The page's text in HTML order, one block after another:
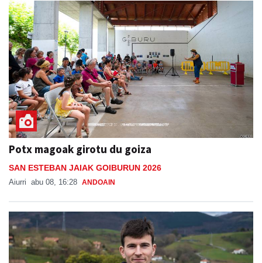
Potx magoak girotu du goiza
SAN ESTEBAN JAIAK GOIBURUN 2026
Aiurri abu 08, 16:28 ANDOAIN